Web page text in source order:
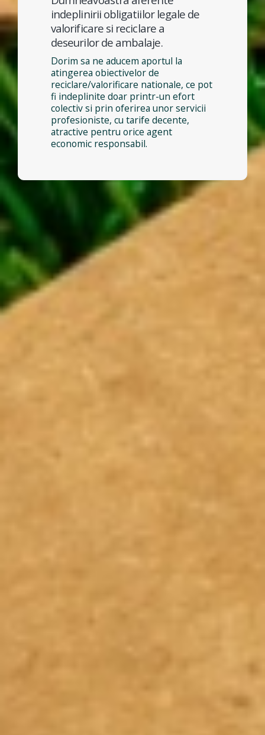
indeplinirii obligatiilor legale de
valorificare si reciclare a
deseurilor de ambalaje.
Dorim sa ne aducem aportul la
atingerea obiectivelor de
reciclare/valorificare nationale, ce pot
fi indeplinite doar printr-un efort
colectiv si prin oferirea unor servicii
profesioniste, cu tarife decente,
atractive pentru orice agent
economic responsabil.